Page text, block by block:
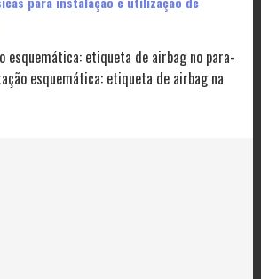
esquemática: etiqueta de airbag no para-
esquemática: etiqueta de airbag na